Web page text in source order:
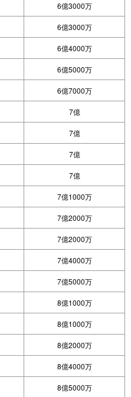
6億3000万
6億3000万
6億4000万
6億5000万
6億7000万
7億
7億
7億
7億
7億1000万
7億2000万
7億2000万
7億4000万
7億5000万
8億1000万
8億1000万
8億2000万
8億4000万
8億5000万